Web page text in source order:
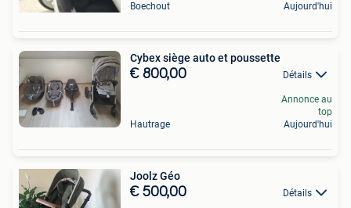
Boechout
Aujourd'hui
Cybex siège auto et poussette
€ 800,00 Détails
Hautrage
Annonce au
top
Aujourd'hui
Joolz Géo
€ 500,00 Détails